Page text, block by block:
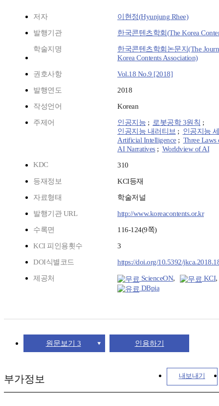
저자 이현정(Hyunjung Rhee)
발행기관 한국콘텐츠학회(The Korea
학술지명
한국콘텐츠학회논문지(The
Korea Contents Association)
권호사항 Vol.18 No.9 [2018]
발행연도 2018
작성언어 Korean
주제어 인공지능 ; 로봇공학 3원칙 ;
인공지능 내러티브 ; 인공지능
Artificial Intelligence ; Three Laws
AI Narratives; Worldview of AI
KDC
310
등재정보 KCI등재
자료형태 학술저널
발행기관 URL http://www.koreacontents.or.kr
수록면 116-124(9쪽)
KCI 피인용횟수 3
DOI식별코드 https://doi.org/10.5392/
제공처 ScienceON, KCI
DBpia
원문보기 3 인용하기
내보내기
부가정보